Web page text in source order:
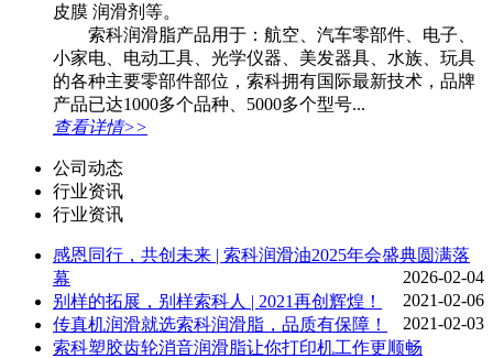
皮膜 润滑剂等。
索科润滑脂产品用于：航空、汽车零部件、电子、
小家电、电动工具、光学仪器、美发器具、水族、玩具
的各种主要零部件部位，索科拥有国际最新技术，品牌
产品已达1000多个品种、5000多个型号...
查看详情>>
公司动态
行业资讯
行业资讯
感恩同行，共创未来 | 索科润滑油2025年会盛典圆满落
幕
2026-02-04
别样的拓展，别样索科人 | 2021再创辉煌！
2021-02-06
传真机润滑就选索科润滑脂，品质有保障！
2021-02-03
索科塑胶齿轮消音润滑脂让你打印机工作更顺畅